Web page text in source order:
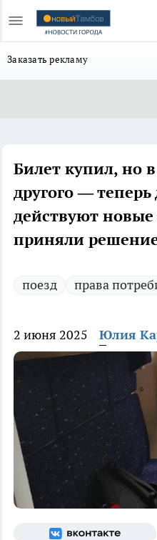
Заказать рекламу
Билет купил, но
другого —
действуют
приняли
поезд права
2 июня 2025 Юлия